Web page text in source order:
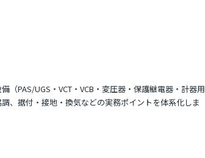
（PAS/UGS・VCT・VCB・変圧器・保護継電器・計器用
、据付・接地・換気などの実務ポイントを体系化しま